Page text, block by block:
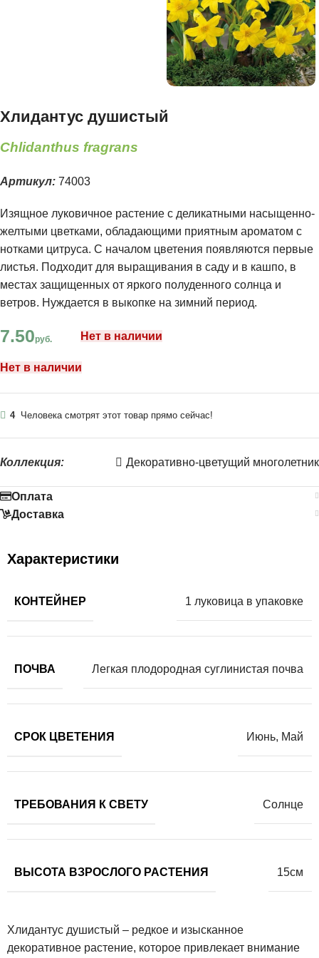
Хлидантус душистый
Chlidanthus fragrans
Артикул: 74003
Изящное луковичное растение с деликатными насыщенно-
желтыми цветками, обладающими приятным ароматом с
нотками цитруса. С началом цветения появляются первые
листья. Подходит для выращивания в саду и в кашпо, в
местах защищенных от яркого полуденного солнца и
ветров. Нуждается в выкопке на зимний период.
7.50руб. Нет в наличии
Нет в наличии
4 Человека смотрят этот товар прямо сейчас!
Коллекция: Декоративно-цветущий многолетник
Оплата
Доставка
Характеристики
КОНТЕЙНЕР 1 луковица в упаковке
ПОЧВА Легкая плодородная суглинистая почва
СРОК ЦВЕТЕНИЯ Июнь, Май
ТРЕБОВАНИЯ К СВЕТУ Солнце
ВЫСОТА ВЗРОСЛОГО РАСТЕНИЯ 15см
Хлидантус душистый – редкое и изысканное
декоративное растение, которое привлекает внимание